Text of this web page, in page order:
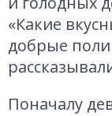
«Какие
добрые
Поначалу